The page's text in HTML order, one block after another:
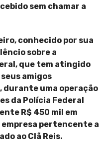
sem chamar a
conhecido por sua
sobre a
que tem atingido
amigos
durante uma operação
da Polícia Federal
R$ 450 mil em
empresa pertencente a
ao Clã Reis.